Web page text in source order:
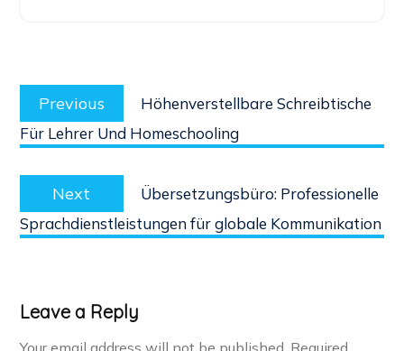
Post
navigation
Previous
Previous
post:
Höhenverstellbare Schreibtische
Für Lehrer Und Homeschooling
Next
Next
post:
Übersetzungsbüro: Professionelle
Sprachdienstleistungen für globale Kommunikation
Leave a Reply
Your email address will not be published. Required